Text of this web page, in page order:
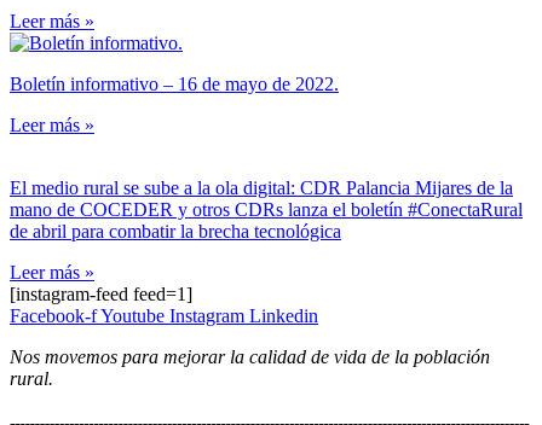
Leer más »
Boletín informativo – 16 de mayo de 2022.
Leer más »
El medio rural se sube a la ola digital: CDR Palancia Mijares de la
mano de COCEDER y otros CDRs lanza el boletín #ConectaRural
de abril para combatir la brecha tecnológica
Leer más »
[instagram-feed feed=1]
Facebook-fYoutube Instagram Linkedin
Nos movemos para mejorar la calidad de vida de la población
rural.